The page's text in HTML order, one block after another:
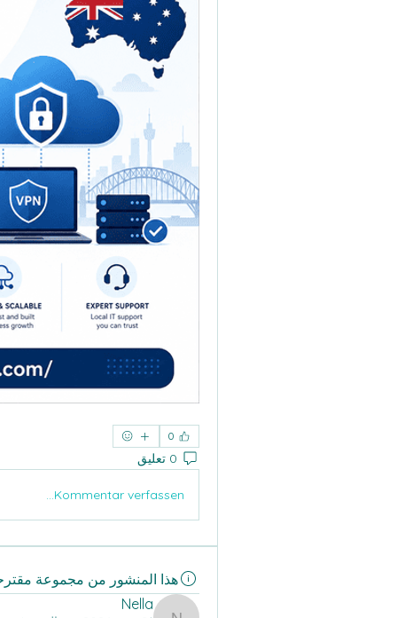
0
0 تعليق
Kommentar verfassen...
هذا المنشور من مجموعة
Nella